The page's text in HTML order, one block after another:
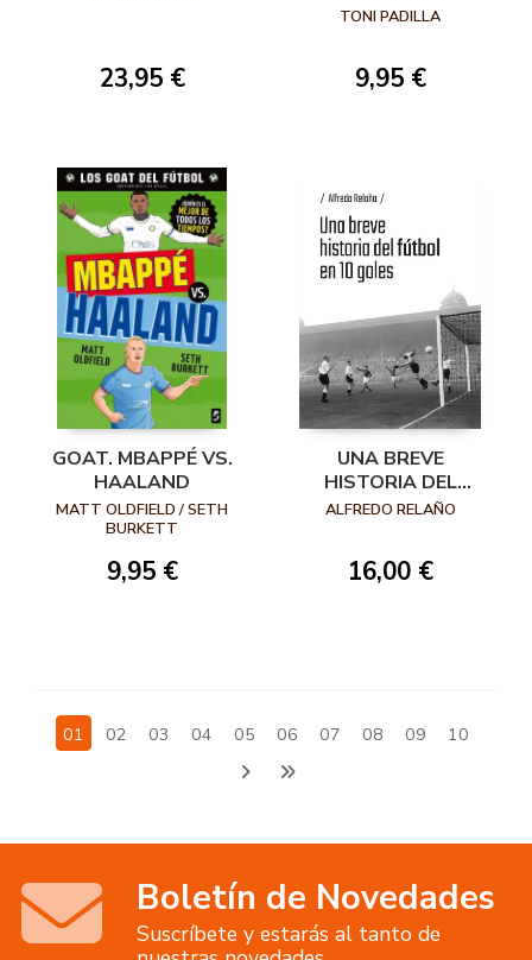
23,95 €
TONI PADILLA
9,95 €
GOAT. MBAPPÉ VS.
HAALAND
MATT OLDFIELD / SETH
BURKETT
9,95 €
UNA BREVE
HISTORIA DEL
FÚTBOL EN 10
ALFREDO RELAÑO
16,00 €
01 02 03 04 05 06 07 08 09 10
Boletín de Novedades
Suscríbete y estarás al tanto de